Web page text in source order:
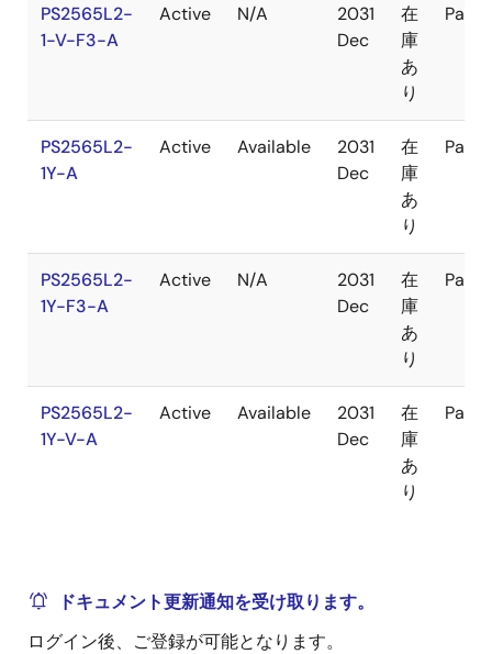
PS2565L2-
1-V-F3-A
Active N/A
2031
Dec
在
庫
あ
り
PS2565L2-
1Y-A
Active Available
2031
Dec
在
庫
あ
り
PS2565L2-
1Y-F3-A
Active N/A
2031
Dec
在
庫
あ
り
PS2565L2-
1Y-V-A
Active Available
2031
Dec
在
庫
あ
り
ドキュメント更新通知を受け取ります。
ログイン後、ご登録が可能となります。